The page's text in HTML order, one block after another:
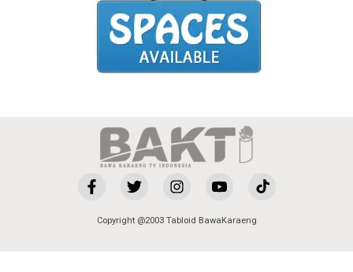
Copyright @2003 Tabloid BawaKaraeng